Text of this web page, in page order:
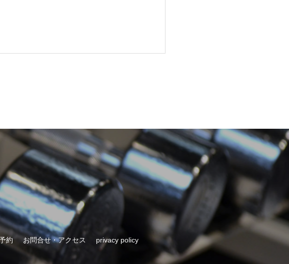
約 お問合せ・アクセス privacy policy